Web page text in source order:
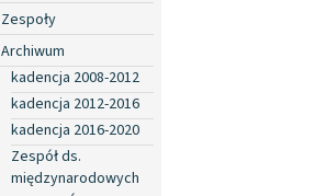
Zespoły
Archiwum
kadencja 2008-2012
kadencja 2012-2016
kadencja 2016-2020
Zespół ds.
międzynarodowych